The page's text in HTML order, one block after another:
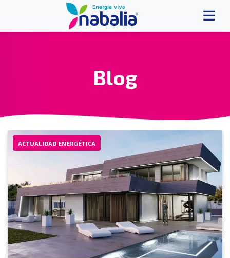
Blog
ACTUALIDAD ENERGÉTICA